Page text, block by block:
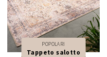
POPOLARI
Tappeto salotto